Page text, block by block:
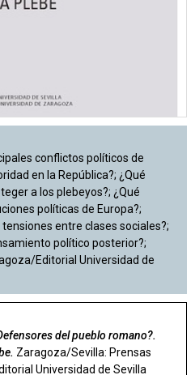
conflictos políticos de
en la República?; ¿Qué
a los plebeyos?; ¿Qué
políticas de Europa?;
entre clases sociales?;
político posterior?;
Editorial Universidad de
del pueblo romano?.
Zaragoza/Sevilla: Prensas
Universidad de Sevilla